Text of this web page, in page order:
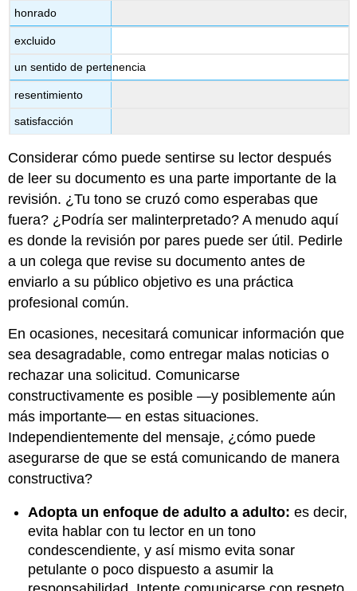
honrado
excluido
un sentido de pertenencia
resentimiento
satisfacción
Considerar cómo puede sentirse su lector después
de leer su documento es una parte importante de la
revisión. ¿Tu tono se cruzó como esperabas que
fuera? ¿Podría ser malinterpretado? A menudo aquí
es donde la revisión por pares puede ser útil. Pedirle
a un colega que revise su documento antes de
enviarlo a su público objetivo es una práctica
profesional común.
En ocasiones, necesitará comunicar información que
sea desagradable, como entregar malas noticias o
rechazar una solicitud. Comunicarse
constructivamente es posible —y posiblemente aún
más importante— en estas situaciones.
Independientemente del mensaje, ¿cómo puede
asegurarse de que se está comunicando de manera
constructiva?
Adopta un enfoque de adulto a adulto: es decir,
evita hablar con tu lector en un tono
condescendiente, y así mismo evita sonar
petulante o poco dispuesto a asumir la